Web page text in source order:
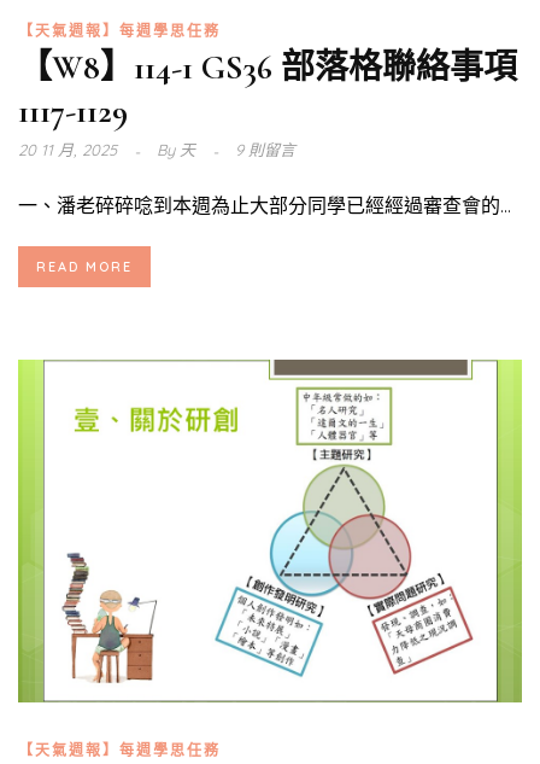
【天氣週報】每週學思任務
【W8】114-1 GS36 部落格聯絡事項
1117-1129
20 11 月, 2025 By天 9 則留言
一、潘老碎碎唸到本週為止大部分同學已經經過審查會的...
READ MORE
【天氣週報】每週學思任務